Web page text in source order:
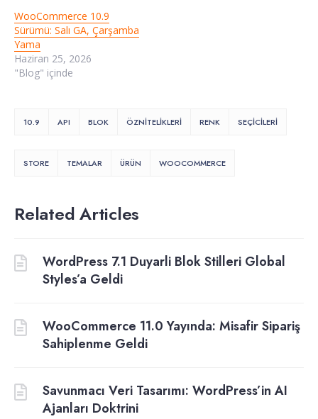
WooCommerce 10.9
Sürümü: Salı GA, Çarşamba
Yama
Haziran 25, 2026
"Blog" içinde
10.9 API BLOK ÖZNITELIKLERI RENK SEÇICILERI
STORE TEMALAR ÜRÜN WOOCOMMERCE
Related Articles
WordPress 7.1 Duyarli Blok Stilleri Global
Styles’a Geldi
WooCommerce 11.0 Yayında: Misafir Sipariş
Sahiplenme Geldi
Savunmacı Veri Tasarımı: WordPress’in AI
Ajanları Doktrini